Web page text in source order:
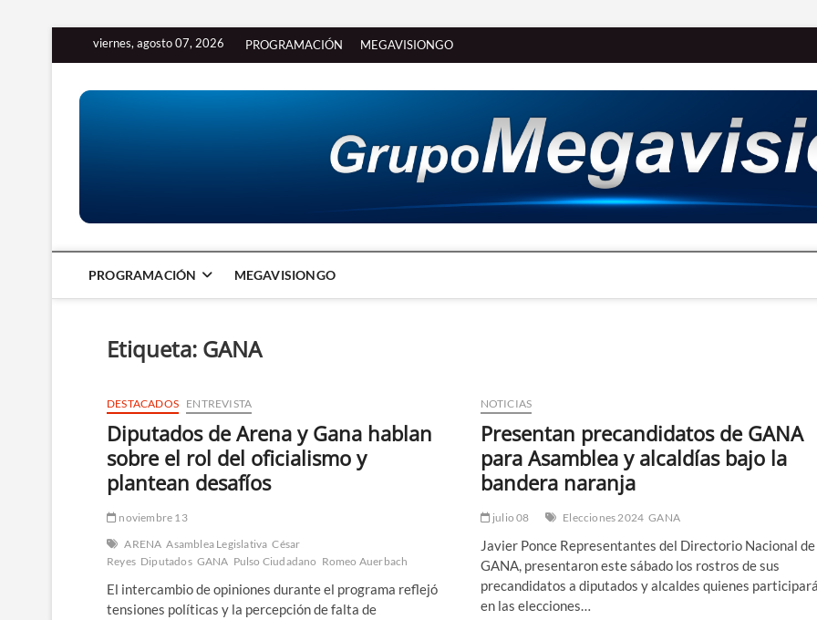
viernes, agosto 07, 2026 PROGRAMACIÓN MEGAVISIONGO
PROGRAMACIÓN MEGAVISIONGO
Etiqueta: GANA
DESTACADOS ENTREVISTA
Diputados de Arena y Gana hablan
sobre el rol del oficialismo y
plantean desafíos
noviembre 13
ARENA Asamblea Legislativa César
Reyes Diputados GANA Pulso Ciudadano Romeo Auerbach
El intercambio de opiniones durante el programa reflejó
tensiones políticas y la percepción de falta de
NOTICIAS
Presentan precandidatos de GANA
para Asamblea y alcaldías bajo la
bandera naranja
julio 08 Elecciones 2024 GANA
Javier Ponce Representantes del Directorio Nacional de
GANA, presentaron este sábado los rostros de sus
precandidatos a diputados y alcaldes quienes
en las elecciones…